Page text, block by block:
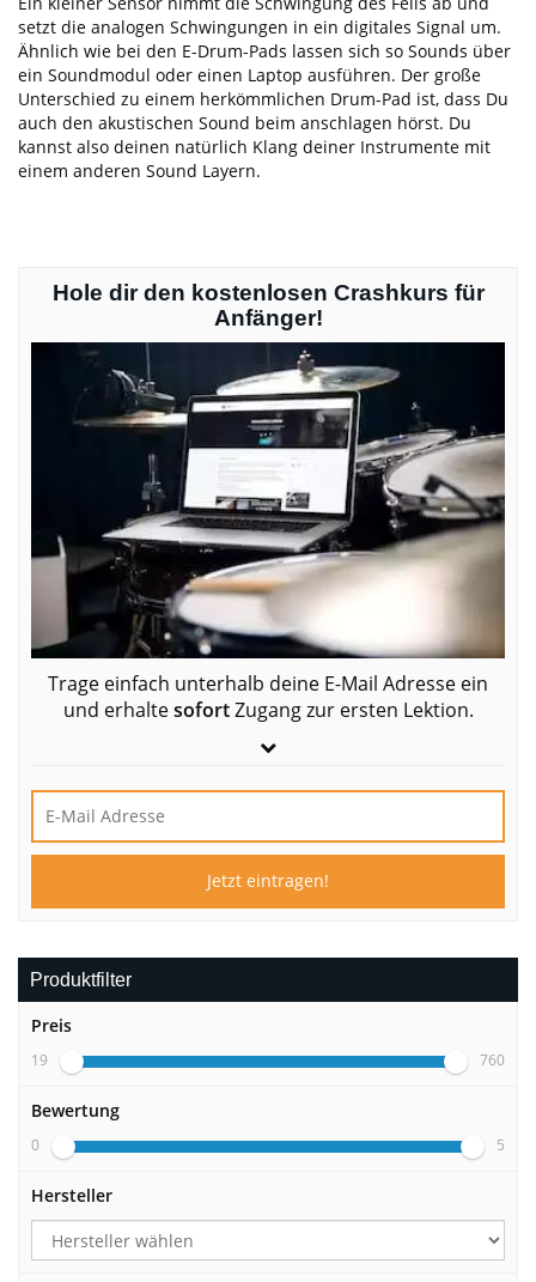
setzt die analogen Schwingungen in ein digitales Signal um.
Ähnlich wie bei den E-Drum-Pads lassen sich so Sounds über
ein Soundmodul oder einen Laptop ausführen. Der große
Unterschied zu einem herkömmlichen Drum-Pad ist, dass Du
auch den akustischen Sound beim anschlagen hörst. Du
kannst also deinen natürlich Klang deiner Instrumente mit
einem anderen Sound Layern.
Hole dir den kostenlosen Crashkurs für
Anfänger!
Trage einfach unterhalb deine E-Mail Adresse ein
und erhaltesofortZugang zur ersten Lektion.
Produktfilter
Preis
19 760
Bewertung
0 5
Hersteller